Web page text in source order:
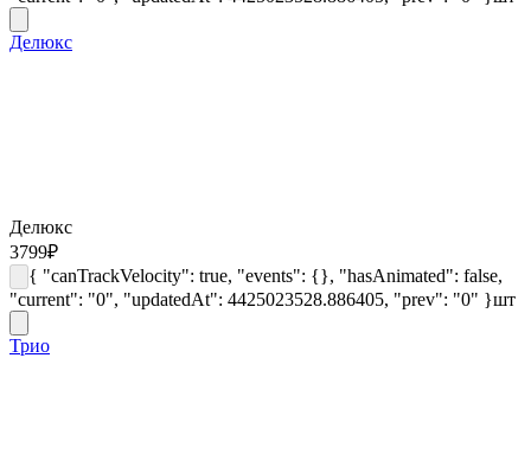
Делюкс
Делюкс
3799₽
{ "canTrackVelocity": true, "events": {}, "hasAnimated": false,
"current": "0", "updatedAt": 4425023528.886405, "prev": "0" }шт
Трио